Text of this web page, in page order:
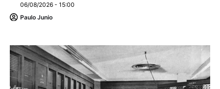
06/08/2026 - 15:00
Paulo Junio